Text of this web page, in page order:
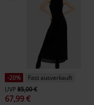
-20%
Fast ausverkauft
UVP85,00 €
67,99 €